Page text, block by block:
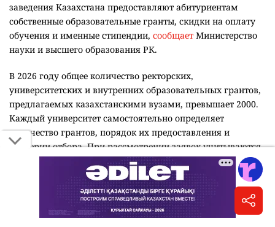
заведения Казахстана предоставляют абитуриентам
собственные образовательные гранты, скидки на оплату
обучения и именные стипендии, сообщает Министерство
науки и высшего образования РК.
В 2026 году общее количество ректорских,
университетских и внутренних образовательных грантов,
предлагаемых казахстанскими вузами, превышает 2000.
Каждый университет самостоятельно определяет
количество грантов, порядок их предоставления и
критерии отбора. При рассмотрении заявок учитываются
результаты Единого национального тестирования,
академические достижения, наличие знака "Алтын белгі",
победы в олимпиадах, научных, творческих и спортивных
конкурсах, а также социальный статус абитуриента.